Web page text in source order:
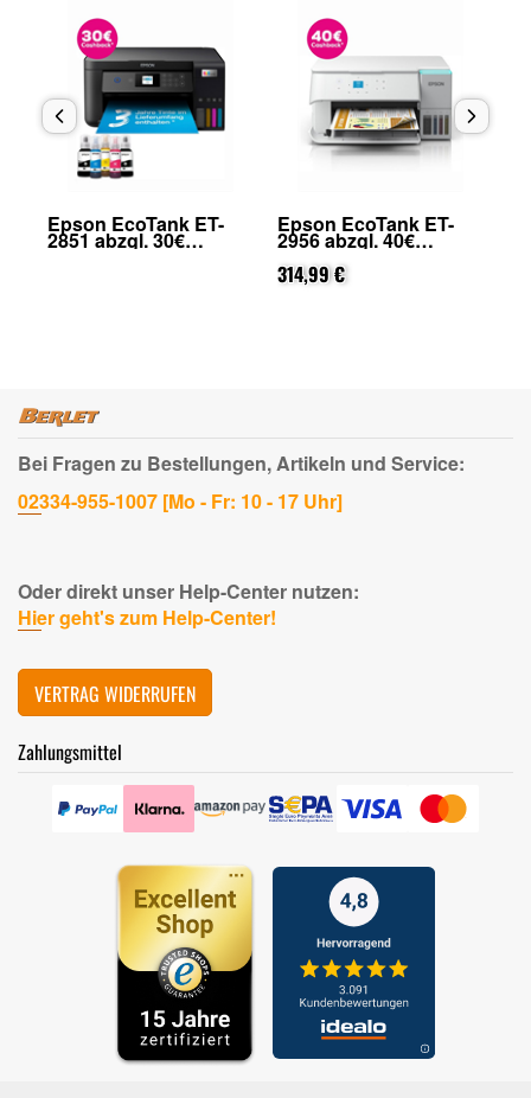
Epson EcoTank ET-
2851 abzgl. 30€
Cashback (von Epson
Epson EcoTank ET-
2956 abzgl. 40€
Cashback (von Epson
nach Registrierung)
314,99 €
Bei Fragen zu Bestellungen, Artikeln und Service:
02334-955-1007 [Mo - Fr: 10 - 17 Uhr]
Oder direkt unser Help-Center nutzen:
Hier geht's zum Help-Center!
VERTRAG WIDERRUFEN
Zahlungsmittel